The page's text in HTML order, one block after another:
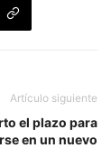
Artículo siguiente
el plazo para
en un nuevo